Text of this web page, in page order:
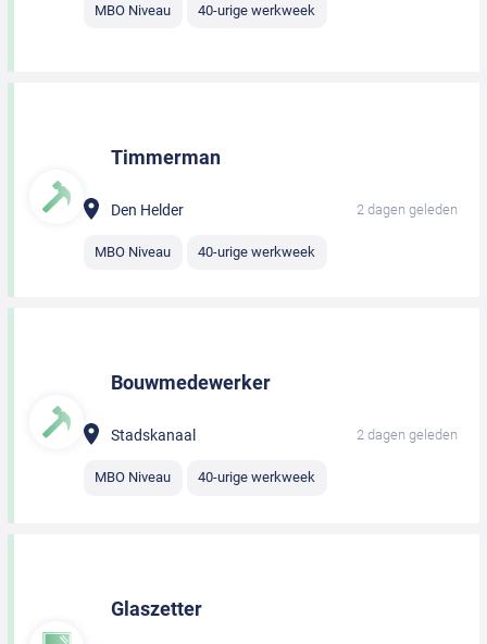
MBO Niveau 40-urige werkweek
Timmerman
Den Helder 2 dagen geleden
MBO Niveau 40-urige werkweek
Bouwmedewerker
Stadskanaal 2 dagen geleden
MBO Niveau 40-urige werkweek
Glaszetter